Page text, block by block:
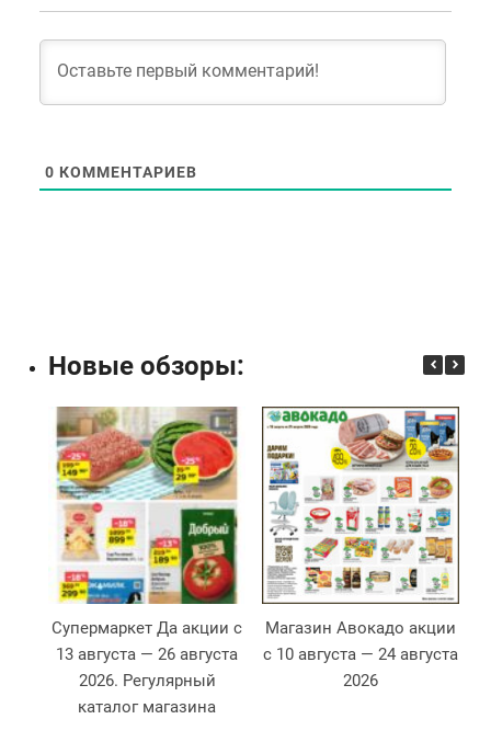
0 КОММЕНТАРИЕВ
Новые обзоры:
Супермаркет Да акции с
13 августа — 26 августа
2026. Регулярный
каталог магазина
Магазин Авокадо акции
с 10 августа — 24 августа
2026